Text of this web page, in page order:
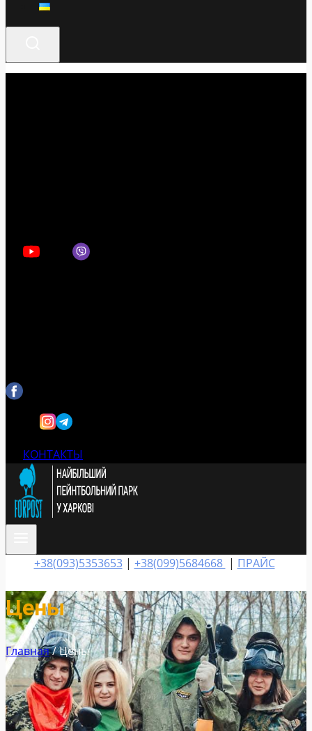
КОНТАКТЫ
+38(093)5353653| +38(099)5684668 | ПРАЙС
Цены
Главная/Цены